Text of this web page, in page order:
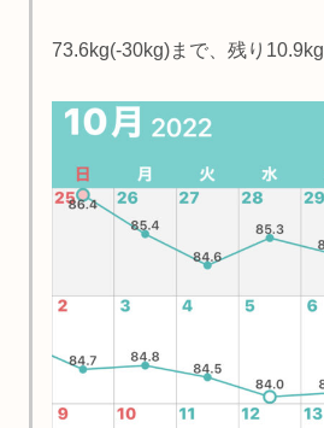
73.6kg(-30kg)まで、残り10.9kg